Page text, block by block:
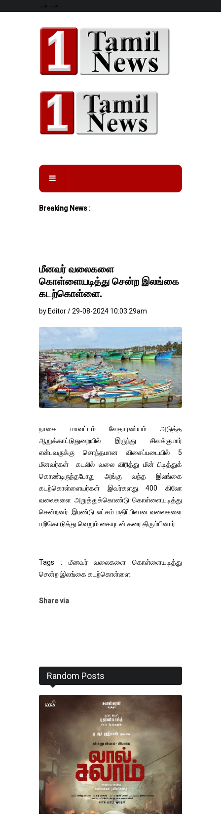
--> -->
Breaking News :
மீனவர் வலைகளை
கொள்ளையடித்து சென்ற இலங்கை
கடற்கொள்ளை.
by Editor / 29-08-2024 10:03:29am
நாகை மாவட்டம் வேதாரண்யம் அடுத்த
ஆறுக்காட்டுதுறையில் இருந்து சிவக்குமார்
என்பவருக்கு சொந்தமான விசைப்படையில் 5
மீனவர்கள் கடலில் வலை விரித்து மீன் பிடித்துக்
கொண்டிருந்தபோது அங்கு வந்த இலங்கை
கடற்கொள்ளையர்கள் இவர்களது 400 கிலோ
வலைகளை அறுத்துக்கொண்டு கொள்ளையடித்து
சென்றனர். இரண்டு லட்சம் மதிப்பிலான வலைகளை
பறிகொடுத்து வெறும் கையுடன் கரை திரும்பினார்.
Tags : மீனவர் வலைகளை கொள்ளையடித்து
சென்ற இலங்கை கடற்கொள்ளை.
Share via
Random Posts